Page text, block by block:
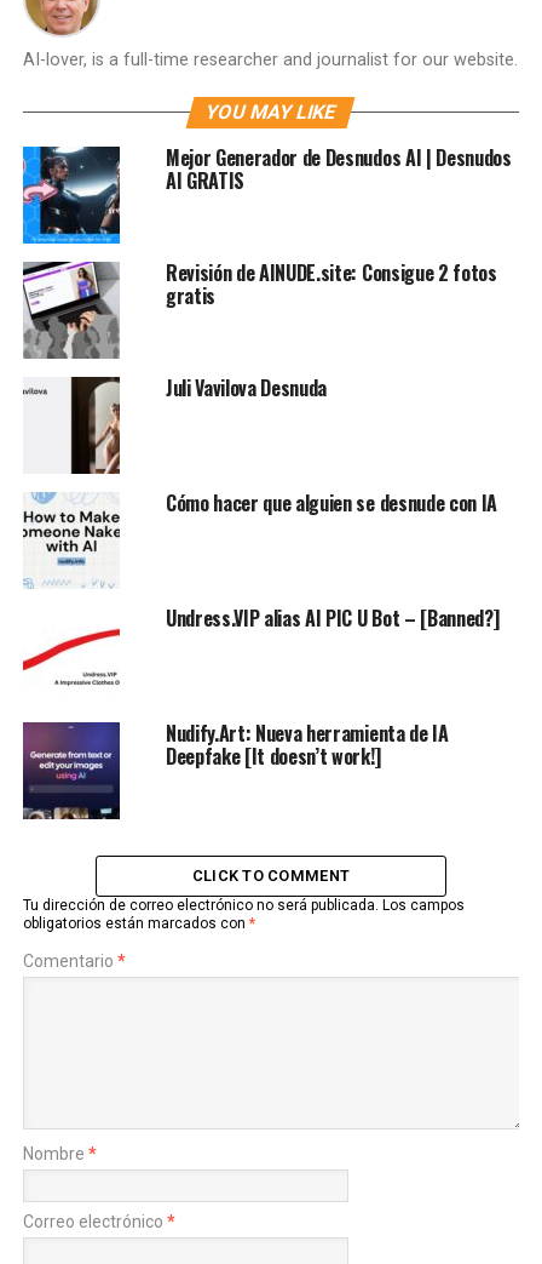
AI-lover, is a full-time researcher and journalist for our website.
YOU MAY LIKE
Mejor Generador de Desnudos AI | Desnudos
AI GRATIS
Revisión de AINUDE.site: Consigue 2 fotos
gratis
Juli Vavilova Desnuda
Cómo hacer que alguien se desnude con IA
Undress.VIP alias AI PIC U Bot – [Banned?]
Nudify.Art: Nueva herramienta de IA
Deepfake [It doesn’t work!]
CLICK TO COMMENT
Tu dirección de correo electrónico no será publicada. Los campos
obligatorios están marcados con *
Comentario *
Nombre *
Correo electrónico *